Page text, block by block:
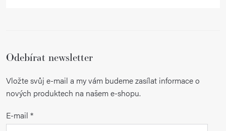
Odebírat newsletter
Vložte svůj e-mail a my vám budeme zasílat informace o
nových produktech na našem e-shopu.
E-mail